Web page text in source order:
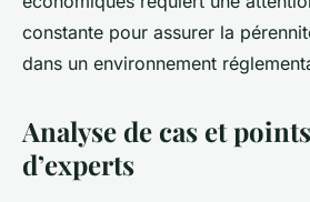
constante pour assurer la
dans un environnement
Analyse de cas et
d’experts